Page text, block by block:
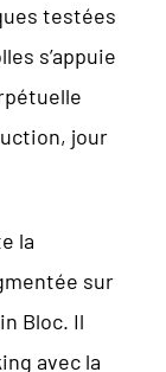
testées
s’appuie
jour
la
sur
Bloc. Il
avec la